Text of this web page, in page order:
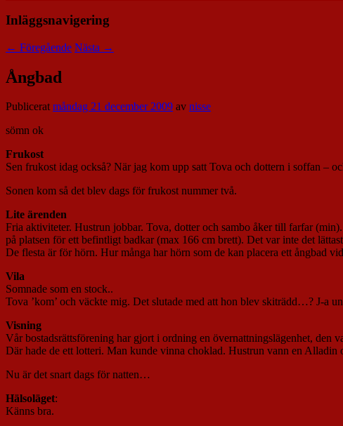
Inläggsnavigering
← Föregående Nästa →
Ångbad
Publiceratmåndag 21 december 2009 av nisse
sömn ok
Frukost
Sen frukost idag också? När jag kom upp satt Tova och dottern i soffan
Sonen kom så det blev dags för frukost nummer två.
Lite ärenden
Fria aktiviteter. Hustrun jobbar. Tova, dotter och sambo åker till farfar
på platsen för ett befintligt badkar (max 166 cm brett). Det var inte det
De flesta är för hörn. Hur många har hörn som de kan placera ett ångbad
Vila
Somnade som en stock..
Tova ’kom’ och väckte mig. Det slutade med att hon blev skiträdd…? J-a
Visning
Vår bostadsrättsförening har gjort i ordning en övernattningslägenhet, den
Där hade de ett lotteri. Man kunde vinna choklad. Hustrun vann en Alladin
Nu är det snart dags för natten…
Hälsoläget:
Känns bra.